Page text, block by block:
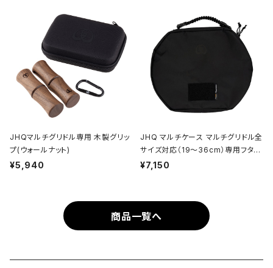
JHQマルチグリドル専用 木製グリッ
プ(ウォールナット)
¥5,940
JHQ マルチケース マルチグリドル全
サイズ対応（19～36cm）専用フタ収
納可能 コーデュラ製
¥7,150
商品一覧へ